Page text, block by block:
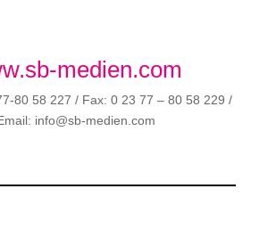
medien.com
80 58 227 / Fax: 0 23 77 – 80 58 229 /
info@sb-medien.com